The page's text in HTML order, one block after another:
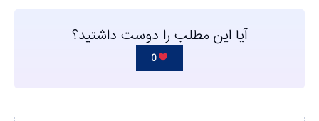
آیا این مطلب را دوست داشتید؟
0